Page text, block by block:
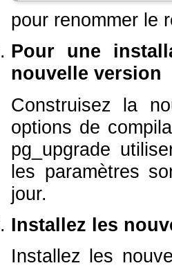
pour renommer le
Pour une
nouvelle version
Construisez la
options de
pg_upgrade
les paramètres
jour.
Installez les
Installez les